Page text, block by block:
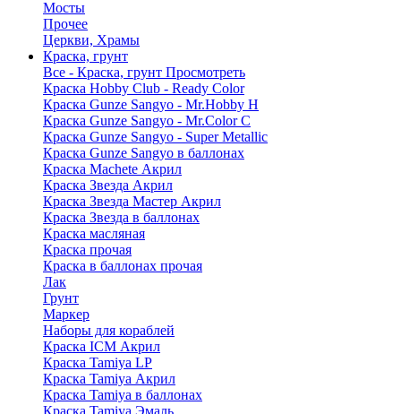
Мосты
Прочее
Церкви, Храмы
Краска, грунт
Все - Краска, грунт Просмотреть
Краска Hobby Club - Ready Color
Краска Gunze Sangyo - Mr.Hobby H
Краска Gunze Sangyo - Mr.Color C
Краска Gunze Sangyo - Super Metallic
Краска Gunze Sangyo в баллонах
Краска Machete Акрил
Краска Звезда Акрил
Краска Звезда Мастер Акрил
Краска Звезда в баллонах
Краска масляная
Краска прочая
Краска в баллонах прочая
Лак
Грунт
Маркер
Наборы для кораблей
Краска ICM Акрил
Краска Tamiya LP
Краска Tamiya Акрил
Краска Tamiya в баллонах
Краска Tamiya Эмаль